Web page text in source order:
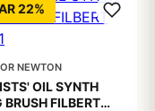
22%
NEWTON
OIL SYNTH
BRUSH FILBERT